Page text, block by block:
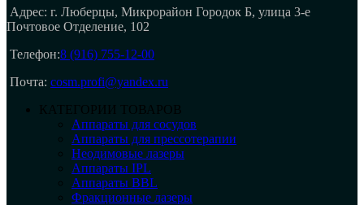
Адрес: г. Люберцы, Микрорайон Городок Б, улица 3-е
Почтовое Отделение, 102
Телефон:8 (916) 755-12-00
Почта: cosm.profi@yandex.ru
КАТЕГОРИИ ТОВАРОВ
Аппараты для сосудов
Аппараты для прессотерапии
Неодимовые лазеры
Аппараты IPL
Аппараты BBL
Фракционные лазеры